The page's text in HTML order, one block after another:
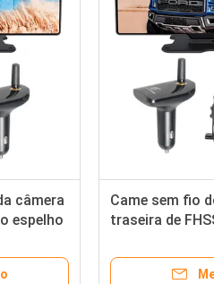
câmera
espelho
Came sem fio
traseira de